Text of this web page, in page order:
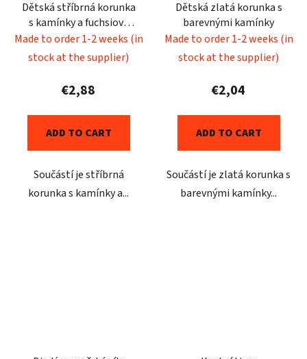
Dětská stříbrná korunka
s kamínky a fuchsiově
růžovými peříčky
Made to order 1-2 weeks (in
stock at the supplier)
€2,88
ADD TO CART
Součástí je stříbrná
korunka s kamínky a...
Dětská zlatá korunka s
barevnými kamínky
Made to order 1-2 weeks (in
stock at the supplier)
€2,04
ADD TO CART
Součástí je zlatá korunka s
barevnými kamínky...